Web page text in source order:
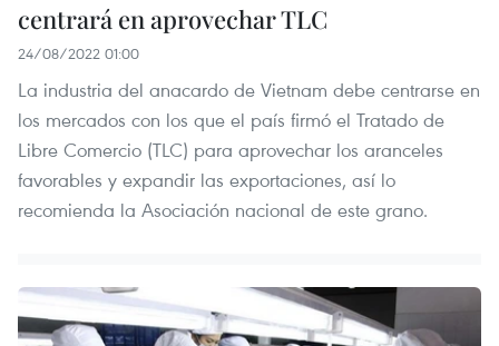
centrará en aprovechar TLC
24/08/2022 01:00
La industria del anacardo de Vietnam debe centrarse en
los mercados con los que el país firmó el Tratado de
Libre Comercio (TLC) para aprovechar los aranceles
favorables y expandir las exportaciones, así lo
recomienda la Asociación nacional de este grano.